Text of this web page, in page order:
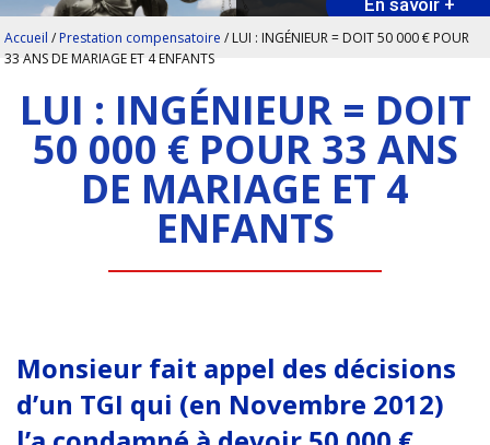
En savoir +
Accueil / Prestation compensatoire / LUI : INGÉNIEUR = DOIT 50 000 € POUR
33 ANS DE MARIAGE ET 4 ENFANTS
LUI : INGÉNIEUR = DOIT
50 000 € POUR 33 ANS
DE MARIAGE ET 4
ENFANTS
Monsieur fait appel des décisions
d’un TGI qui (en Novembre 2012)